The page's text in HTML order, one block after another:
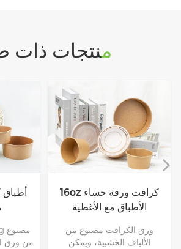
منتجات ذات
من ورق
16oz كرافت ورقة حساء
الأطباق مع الأغطية
ورق الكرافت مصنوع من
الألياف الخشبية، ويمكن